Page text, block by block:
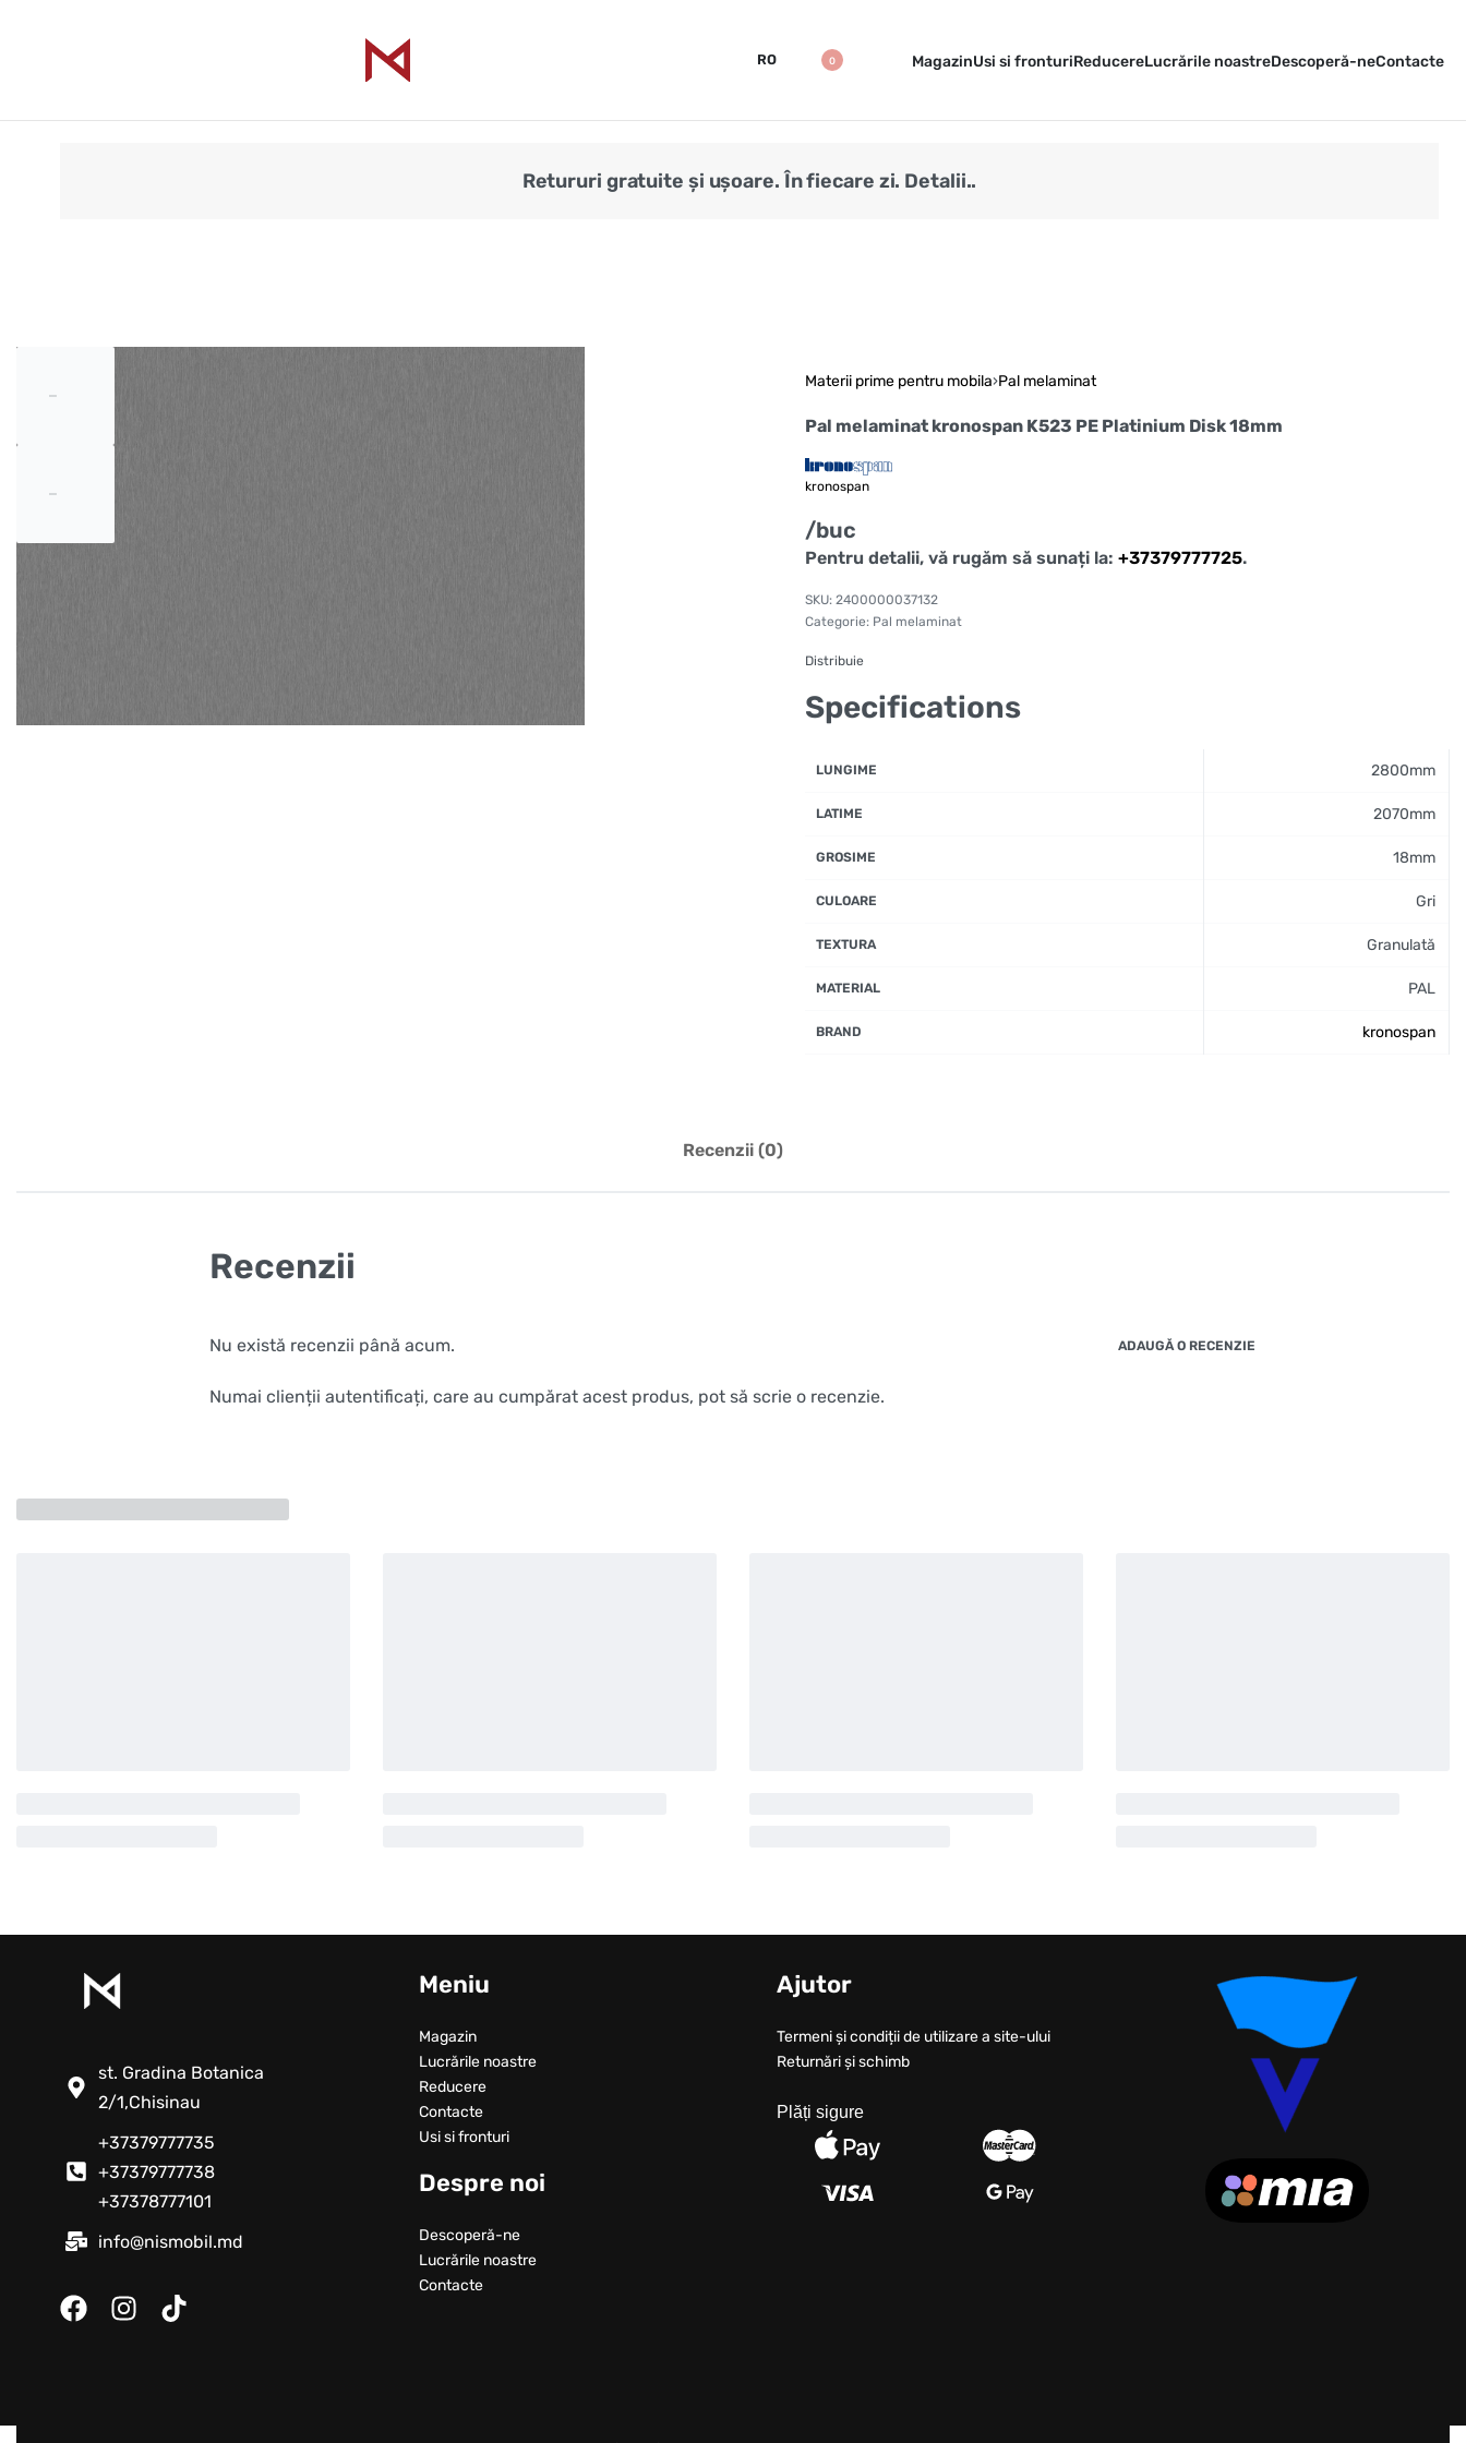
RO 0 MagazinUsi si fronturiReducereLucrările noastreDescoperă-neContacte
Retururi gratuite și ușoare. În fiecare zi. Detalii..
Materii prime pentru mobila›Pal melaminat
Pal melaminat kronospan K523 PE Platinium Disk 18mm
kronospan
/buc
Pentru detalii, vă rugăm să sunați la: +37379777725.
2400000037132
Categorie: Pal melaminat
Distribuie
Specifications
LUNGIME 2800mm
LATIME 2070mm
GROSIME 18mm
CULOARE Gri
TEXTURA Granulată
MATERIAL PAL
BRAND kronospan
Recenzii (0)
Recenzii
Nu există recenzii până acum. ADAUGĂ O RECENZIE
Numai clienții autentificați, care au cumpărat acest produs, pot să scrie o recenzie.
st. Gradina Botanica
2/1,Chisinau
+37379777735
+37379777738
+37378777101
info@nismobil.md
Meniu
Magazin
Lucrările noastre
Reducere
Contacte
Usi si fronturi
Despre noi
Descoperă-ne
Lucrările noastre
Contacte
Ajutor
Termeni și condiții de utilizare a site-ului
Returnări și schimb
Plăți sigure